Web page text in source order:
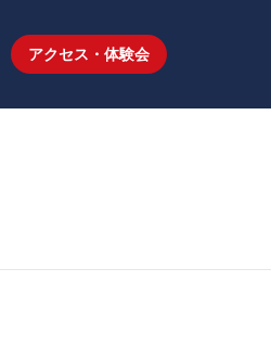
アクセス・体験会